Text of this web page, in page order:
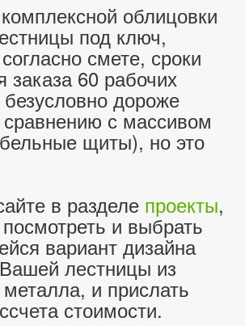
облицовки
под ключ,
смете, сроки
заказа 60 рабочих
дороже
с массивом
щиты), но это
в разделе проекты,
и выбрать
вариант дизайна
лестницы из
и прислать
стоимости.